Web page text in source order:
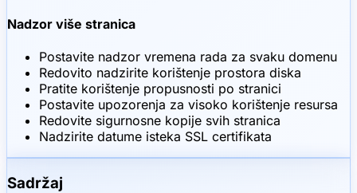
Nadzor više stranica
Postavite nadzor vremena rada za svaku domenu
Redovito nadzirite korištenje prostora diska
Pratite korištenje propusnosti po stranici
Postavite upozorenja za visoko korištenje resursa
Redovite sigurnosne kopije svih stranica
Nadzirite datume isteka SSL certifikata
Sadržaj